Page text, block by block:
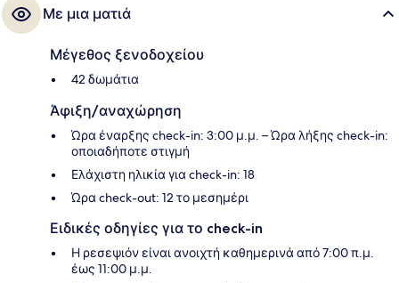
Με μια ματιά
Μέγεθος ξενοδοχείου
42 δωμάτια
Άφιξη/αναχώρηση
Ώρα έναρξης check-in: 3:00 μ.μ. – Ώρα λήξης check-in:
οποιαδήποτε στιγμή
Ελάχιστη ηλικία για check-in: 18
Ώρα check-out: 12 το μεσημέρι
Ειδικές οδηγίες για το check-in
Η ρεσεψιόν είναι ανοιχτή καθημερινά από 7:00 π.μ.
έως 11:00 μ.μ.